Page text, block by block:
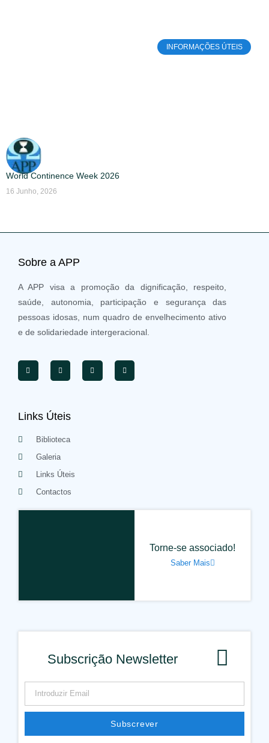
INFORMAÇÕES ÚTEIS
World Continence Week 2026
16 Junho, 2026
Sobre a APP
A APP visa a promoção da dignificação, respeito,
saúde, autonomia, participação e segurança das
pessoas idosas, num quadro de envelhecimento ativo
e de solidariedade intergeracional.
Links Úteis
Biblioteca
Galeria
Links Úteis
Contactos
Torne-se associado!
Saber Mais
Subscrição Newsletter
Subscrever